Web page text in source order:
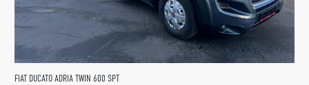
FIAT DUCATO ADRIA TWIN 600 SPT